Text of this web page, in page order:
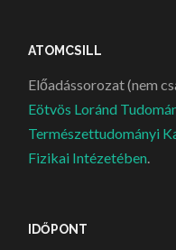
ATOMCSILL
Előadássorozat (nem
Eötvös Loránd
Természettudományi
Fizikai Intézetében.
IDŐPONT